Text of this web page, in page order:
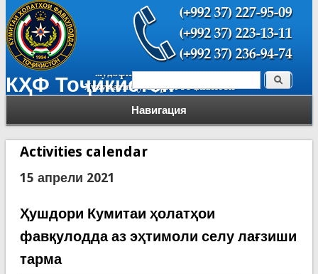
КҲФ Тоҷикистон
Навигация
Форма поиска Поиск
Activities calendar
15 апрели 2021
Ҳушдори Кумитаи ҳолатҳои
фавқулодда аз эҳтимоли селу лағзиши
тарма